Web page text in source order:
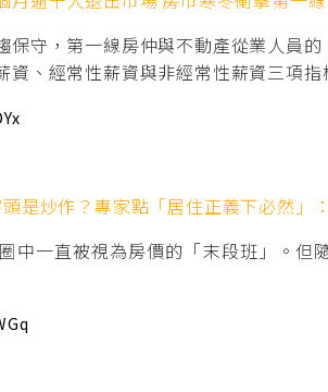
保守，第一線房仲與不動產從業人員
資、經常性薪資與非經常性薪資三項指
頭是炒作？專家點「居住正義下必然」
中一直被視為房價的「末段班」。